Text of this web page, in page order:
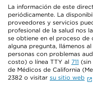
La información de este
periódicamente. La
proveedores y servicios
profesional de la salud nos
se obtiene en el proceso de
alguna pregunta, llámenos
personas con problemas
costo) o línea TTY al 711 (sin
de Médicos de California
2382 o visitar su sitio web